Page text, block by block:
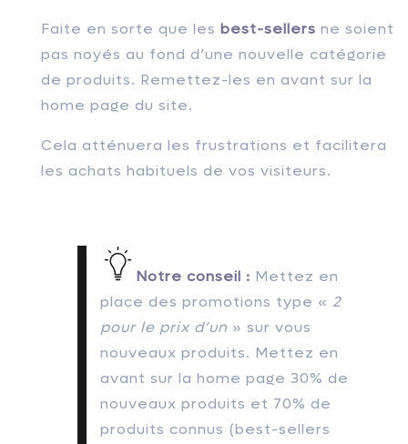
Faite en sorte que les best-sellers ne soient
pas noyés au fond d’une nouvelle catégorie
de produits. Remettez-les en avant sur la
home page du site.
Cela atténuera les frustrations et facilitera
les achats habituels de vos visiteurs.
Notre conseil : Mettez en
place des promotions type « 2
pour le prix d’un » sur vous
nouveaux produits. Mettez en
avant sur la home page 30% de
nouveaux produits et 70% de
produits connus (best-sellers